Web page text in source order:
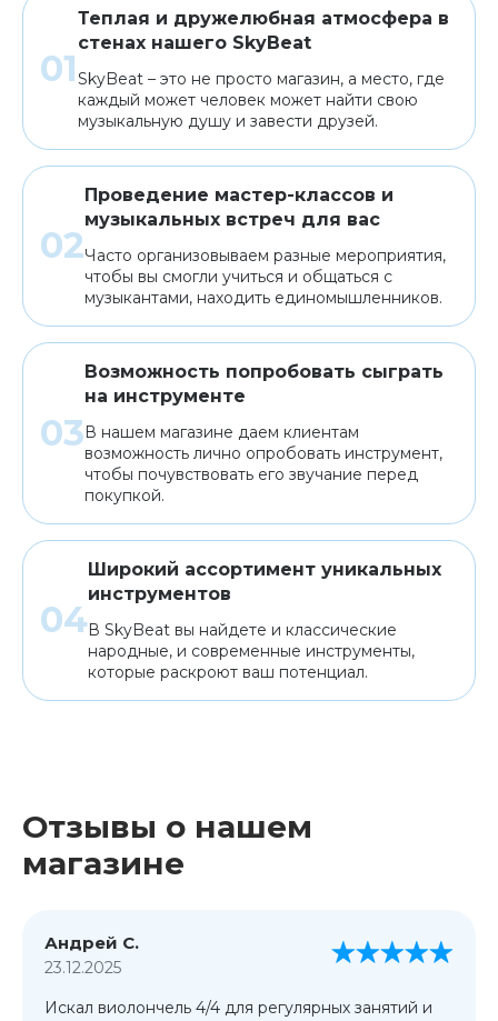
Теплая и дружелюбная атмосфера в
стенах нашего SkyBeat
SkyBeat – это не просто магазин, а место, где
каждый может человек может найти свою
музыкальную душу и завести друзей.
Проведение мастер-классов и
музыкальных встреч для вас
Часто организовываем разные мероприятия,
чтобы вы смогли учиться и общаться с
музыкантами, находить единомышленников.
Возможность попробовать сыграть
на инструменте
В нашем магазине даем клиентам
возможность лично опробовать инструмент,
чтобы почувствовать его звучание перед
покупкой.
Широкий ассортимент уникальных
инструментов
В SkyBeat вы найдете и классические
народные, и современные инструменты,
которые раскроют ваш потенциал.
Отзывы о нашем
магазине
Андрей С.
23.12.2025
Искал виолончель 4/4 для регулярных занятий и